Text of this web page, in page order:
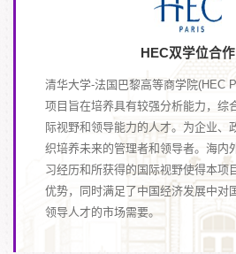
HEC双学位合作
清华大学-法国巴黎高等商学院(HEC
项目旨在培养具有较强分析能力，综
际视野和领导能力的人才。为企业、
织培养未来的管理者和领导者。海内
习经历和所获得的国际视野使得本项
优势，同时满足了中国经济发展中对
领导人才的市场需要。